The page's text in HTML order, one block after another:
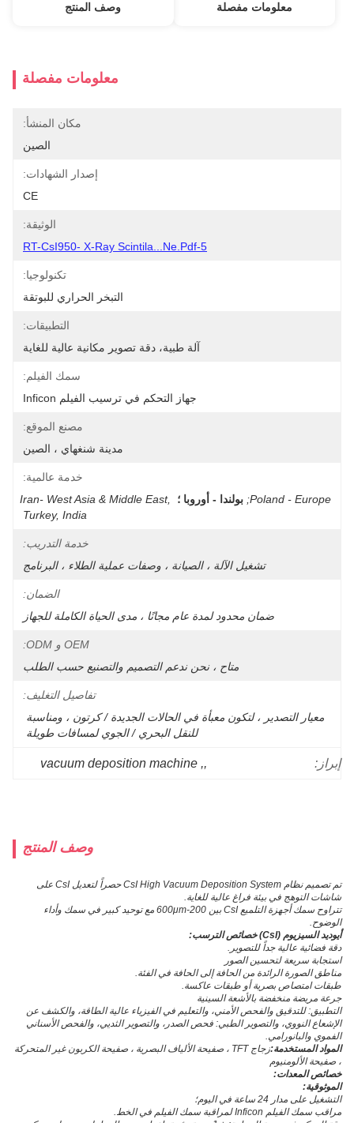
معلومات مفصلة وصف المنتج
معلومات مفصلة
مكان المنشأ:
الصين
إصدار الشهادات:
CE
الوثيقة:
5-RT-CsI950- X-Ray Scintila...ne.pdf
تكنولوجيا:
التبخر الحراري للبوتقة
التطبيقات:
آلة طبية، دقة تصوير مكانية عالية للغاية
سمك الفيلم:
جهاز التحكم في ترسيب الفيلم Inficon
مصنع الموقع:
مدينة شنغهاي ، الصين
خدمة عالمية:
Poland - Europe; بولندا - أوروبا ؛
Iran- West Asia & Middle East,
Turkey, India
خدمة التدريب:
تشغيل الآلة ، الصيانة ، وصفات عملية الطلاء ، البرنامج
الضمان:
ضمان محدود لمدة عام مجانًا ، مدى الحياة الكاملة للجهاز
OEM و ODM:
متاح ، نحن ندعم التصميم والتصنيع حسب الطلب
تفاصيل التغليف:
معيار التصدير ، لتكون معبأة في الحالات الجديدة / كرتون ، ومناسبة
للنقل البحري / الجوي لمسافات طويلة
إبراز: ,
vacuum deposition machine
وصف المنتج
تم تصميم نظام CsI High Vacuum Deposition System حصراً لتعديل CsI على
شاشات التوهج في بيئة فراغ عالية للغاية.
تتراوح سمك أجهزة التلميع CsI بين 200-600μm مع توحيد كبير في سمك وأداء
الوضوح.
أيوديد السيزيوم (CsI) خصائص الترسب:
دقة فضائية عالية جداً للتصوير.
استجابة سريعة لتحسين الصور
مناطق الصورة الرائدة من الحافة إلى الحافة في الفئة.
طبقات امتصاص بصرية أو طبقات عاكسة.
جرعة مريضة منخفضة بالأشعة السينية
التطبيق: للتدقيق والفحص الأمني، والتعليم في الفيزياء عالية الطاقة، والكشف عن
الإشعاع النووي، والتصوير الطبي: فحص الصدر، والتصوير الثديي، والفحص الأسناني
الفموي والبانورامي.
المواد المستخدمة:
زجاج TFT ، صفيحة الألياف البصرية ، صفيحة الكربون غير المتحركة
، صفيحة الألومنيوم
خصائص المعدات:
الموثوقية:
التشغيل على مدار 24 ساعة في اليوم؛
مراقب سمك الفيلم Inficon لمراقبة سمك الفيلم في الخط.